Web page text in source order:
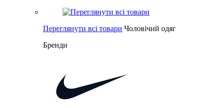
Переглянути всі товари Чоловічий одяг
Бренди